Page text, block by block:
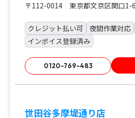
〒112-0014 東京都文京区関口1-
クレジット払い可 夜間作業対応
インボイス登録済み
0120-769-483
世田谷多摩堤通り店